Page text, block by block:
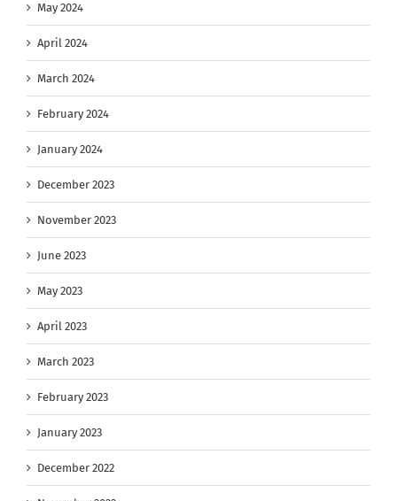
May 2024
April 2024
March 2024
February 2024
January 2024
December 2023
November 2023
June 2023
May 2023
April 2023
March 2023
February 2023
January 2023
December 2022